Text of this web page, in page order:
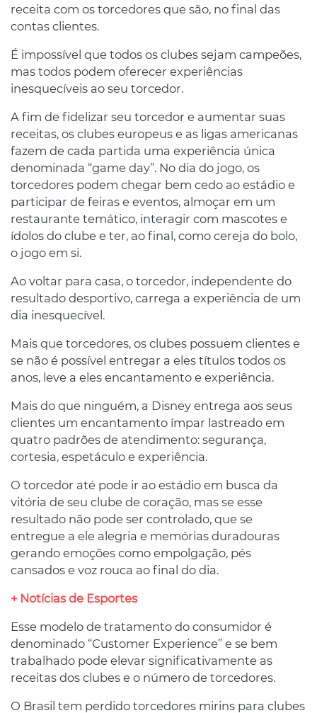
receita com os torcedores que são, no final das
contas clientes.
É impossível que todos os clubes sejam campeões,
mas todos podem oferecer experiências
inesquecíveis ao seu torcedor.
A fim de fidelizar seu torcedor e aumentar suas
receitas, os clubes europeus e as ligas americanas
fazem de cada partida uma experiência única
denominada “game day”. No dia do jogo, os
torcedores podem chegar bem cedo ao estádio e
participar de feiras e eventos, almoçar em um
restaurante temático, interagir com mascotes e
ídolos do clube e ter, ao final, como cereja do bolo,
o jogo em si.
Ao voltar para casa, o torcedor, independente do
resultado desportivo, carrega a experiência de um
dia inesquecível.
Mais que torcedores, os clubes possuem clientes e
se não é possível entregar a eles títulos todos os
anos, leve a eles encantamento e experiência.
Mais do que ninguém, a Disney entrega aos seus
clientes um encantamento ímpar lastreado em
quatro padrões de atendimento: segurança,
cortesia, espetáculo e experiência.
O torcedor até pode ir ao estádio em busca da
vitória de seu clube de coração, mas se esse
resultado não pode ser controlado, que se
entregue a ele alegria e memórias duradouras
gerando emoções como empolgação, pés
cansados e voz rouca ao final do dia.
+ Notícias de Esportes
Esse modelo de tratamento do consumidor é
denominado “Customer Experience” e se bem
trabalhado pode elevar significativamente as
receitas dos clubes e o número de torcedores.
O Brasil tem perdido torcedores mirins para clubes